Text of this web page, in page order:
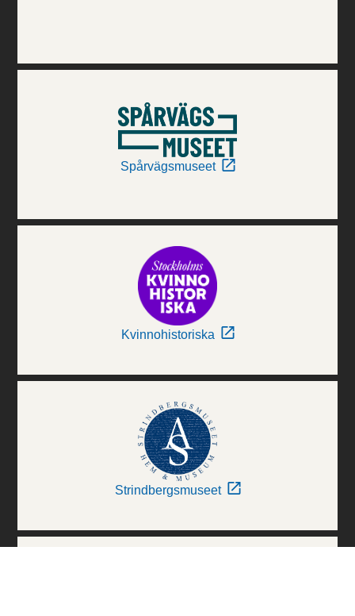
Spårvägsmuseet
Kvinnohistoriska
Strindbergsmuseet